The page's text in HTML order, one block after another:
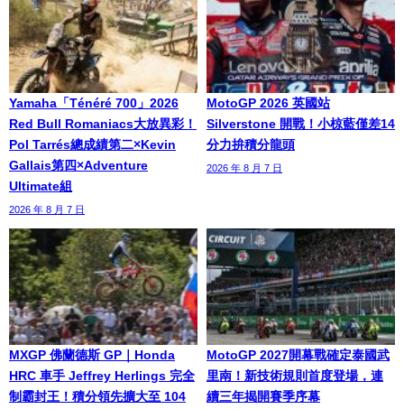
Yamaha「Ténéré 700」2026
Red Bull Romaniacs大放異彩！
Pol Tarrés總成績第二×Kevin
Gallais第四×Adventure
Ultimate組
2026 年 8 月 7 日
MotoGP 2026 英國站
Silverstone 開戰！小椋藍僅差14
分力拚積分龍頭
2026 年 8 月 7 日
MXGP 佛蘭德斯 GP｜Honda
HRC 車手 Jeffrey Herlings 完全
制霸封王！積分領先擴大至 104
MotoGP 2027開幕戰確定泰國武
里南！新技術規則首度登場，連
續三年揭開賽季序幕